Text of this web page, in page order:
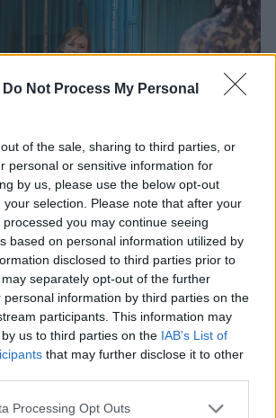
Do Not Process My Personal
of the sale, sharing to third parties, or
personal or sensitive information for
by us, please use the below opt-out
selection. Please note that after your
you may continue seeing
based on personal information utilized by
disclosed to third parties prior to
separately opt-out of the further
personal information by third parties on the
participants. This information may
us to third parties on the IAB’s List of
that may further disclose it to other
website/app uses one or more Google
Processing Opt Outs